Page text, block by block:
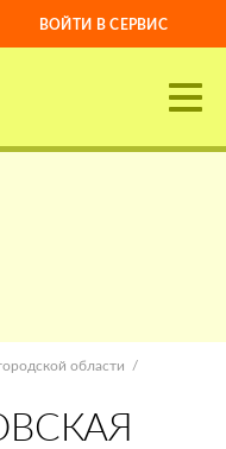
ВОЙТИ В СЕРВИС
области